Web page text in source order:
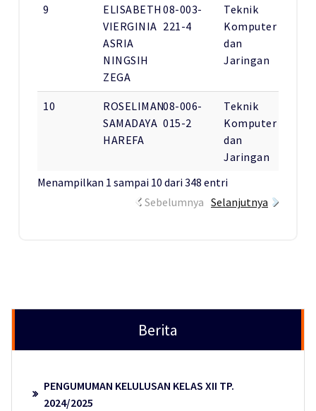
9
ELISABETH
VIERGINIA
ASRIA
NINGSIH
ZEGA
08-003-
221-4
Teknik
Komputer
dan
Jaringan
10
ROSELIMAN
SAMADAYA
HAREFA
08-006-
015-2
Teknik
Komputer
dan
Jaringan
Menampilkan 1 sampai 10 dari 348 entri
Sebelumnya Selanjutnya
Berita
PENGUMUMAN KELULUSAN KELAS XII TP.
2024/2025